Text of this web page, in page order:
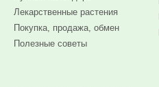
Лекарственные растения
Покупка, продажа, обмен
Полезные советы